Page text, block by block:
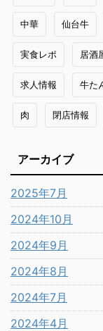
中華 仙台牛
実食レポ 居酒
求人情報 牛た
肉 閉店情報
アーカイブ
2025年7月
2024年10月
2024年9月
2024年8月
2024年7月
2024年4月